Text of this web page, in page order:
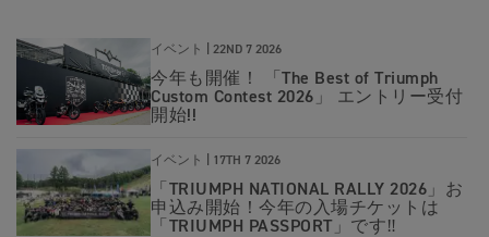
イベント | 22ND 7 2026
今年も開催！ 「The Best of Triumph
Custom Contest 2026」 エントリー受付
開始!!
イベント | 17TH 7 2026
「TRIUMPH NATIONAL RALLY 2026」お
申込み開始！今年の入場チケットは
「TRIUMPH PASSPORT」です‼